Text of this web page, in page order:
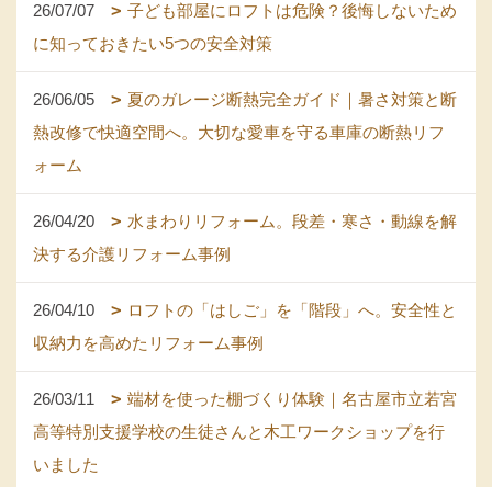
26/07/07
子ども部屋にロフトは危険？後悔しないため
に知っておきたい5つの安全対策
26/06/05
夏のガレージ断熱完全ガイド｜暑さ対策と断
熱改修で快適空間へ。大切な愛車を守る車庫の断熱リフ
ォーム
26/04/20
水まわりリフォーム。段差・寒さ・動線を解
決する介護リフォーム事例
26/04/10
ロフトの「はしご」を「階段」へ。安全性と
収納力を高めたリフォーム事例
26/03/11
端材を使った棚づくり体験｜名古屋市立若宮
高等特別支援学校の生徒さんと木工ワークショップを行
いました